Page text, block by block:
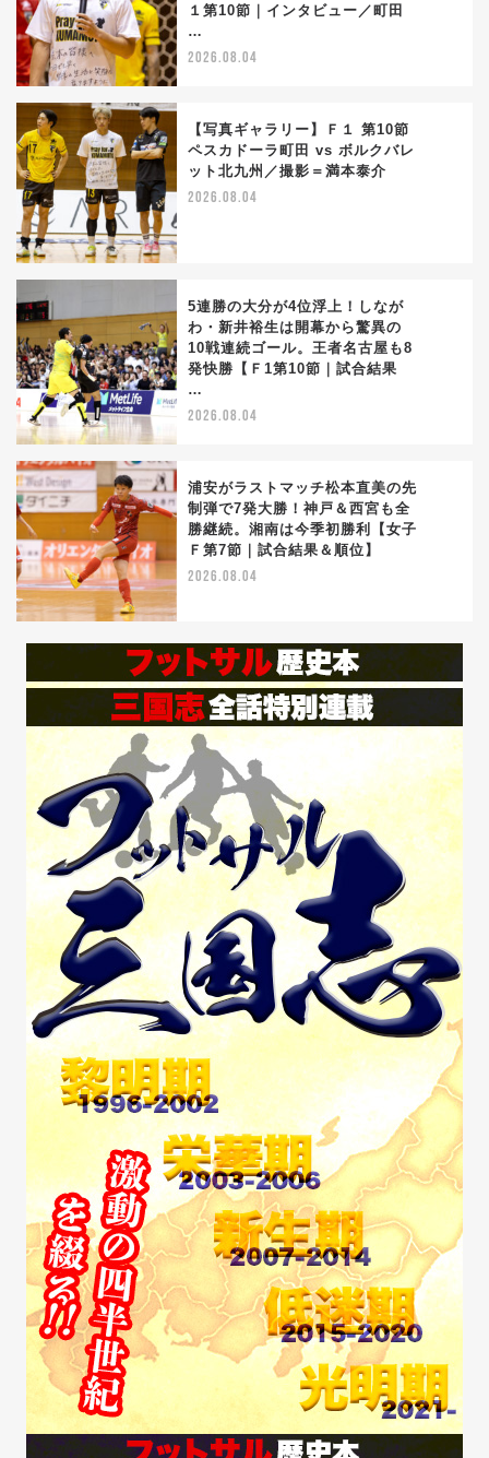
１第10節｜インタビュー／町田
…
2026.08.04
【写真ギャラリー】Ｆ１ 第10節
ペスカドーラ町田 vs ボルクバレ
ット北九州／撮影＝満本泰介
2026.08.04
5連勝の大分が4位浮上！しなが
わ・新井裕生は開幕から驚異の
10戦連続ゴール。王者名古屋も8
発快勝【Ｆ1第10節｜試合結果
…
2026.08.04
浦安がラストマッチ松本直美の先
制弾で7発大勝！神戸＆西宮も全
勝継続。湘南は今季初勝利【女子
Ｆ第7節｜試合結果＆順位】
2026.08.04